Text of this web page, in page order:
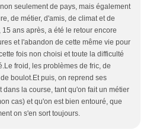
seulement de pays, mais également
de métier, d'amis, de climat et de
ans après, a été le retour encore
et l'abandon de cette même vie pour
fois non choisi et toute la difficulté
froid, les problèmes de fric, de
boulot.Et puis, on reprend ses
dans la course, tant qu'on fait un métier
cas) et qu'on est bien entouré, que
on s'en sort toujours.